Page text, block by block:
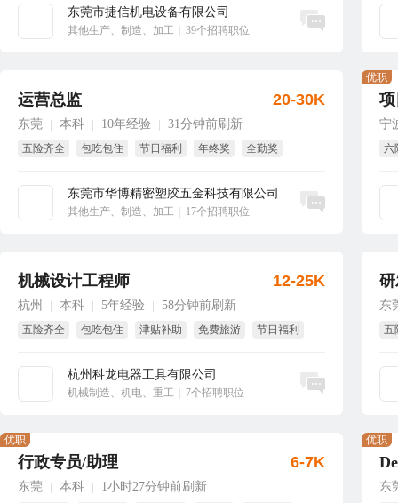
东莞市捷信机电设备有限公司
其他生产、制造、加工 39个招聘职位
立即沟通
运营总监
东莞 本科 10年经验 31分钟前刷新
五险齐全 包吃包住 节日福利 年终奖
全勤奖
东莞市华博精密塑胶五金科技有限公司
其他生产、制造、加工 17个招聘职位
20-30K
立即沟通
宁
六
优职
机械设计工程师
杭州 本科 5年经验 58分钟前刷新
五险齐全 包吃包住 津贴补助 免费旅游
节日福利
杭州科龙电器工具有限公司
机械制造、机电、重工 7个招聘职位
12-25K
立即沟通
东
五
行政专员/助理
东莞 本科 1小时27分钟前刷新
优职
6-7K
东
优职